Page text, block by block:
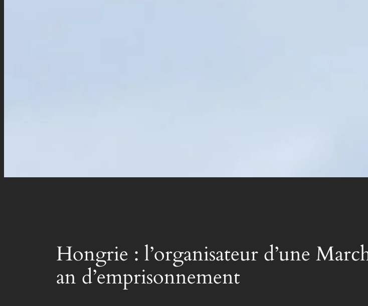
Hongrie : l’organisateur d’une
an d’emprisonnement